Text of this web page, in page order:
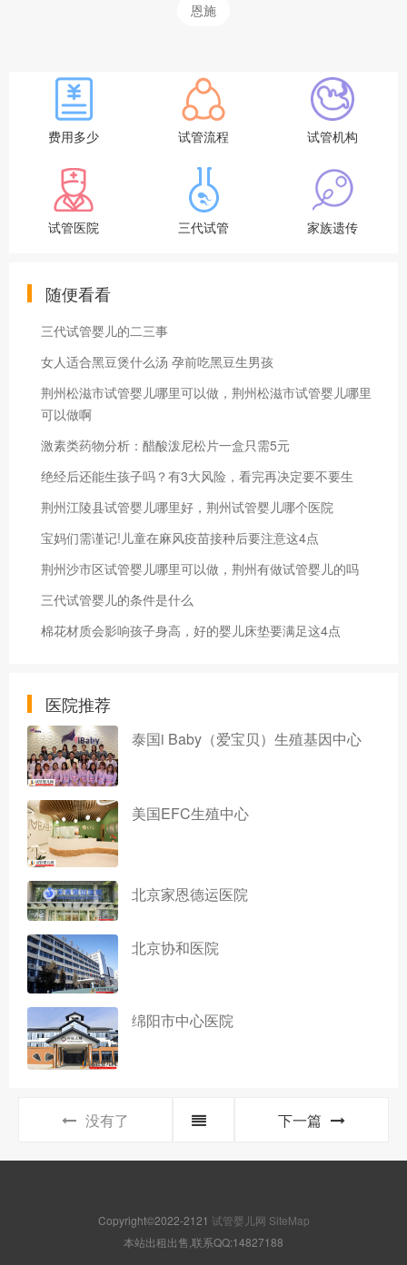
恩施
费用多少 试管流程 试管机构
试管医院 三代试管 家族遗传
随便看看
三代试管婴儿的二三事
女人适合黑豆煲什么汤 孕前吃黑豆生男孩
荆州松滋市试管婴儿哪里可以做，荆州松滋市试管婴儿哪里
可以做啊
激素类药物分析：醋酸泼尼松片一盒只需5元
绝经后还能生孩子吗？有3大风险，看完再决定要不要生
荆州江陵县试管婴儿哪里好，荆州试管婴儿哪个医院
宝妈们需谨记!儿童在麻风疫苗接种后要注意这4点
荆州沙市区试管婴儿哪里可以做，荆州有做试管婴儿的吗
三代试管婴儿的条件是什么
棉花材质会影响孩子身高，好的婴儿床垫要满足这4点
医院推荐
泰国i Baby（爱宝贝）生殖基因中心
美国EFC生殖中心
北京家恩德运医院
北京协和医院
绵阳市中心医院
没有了 下一篇
Copyright©2022-2121 试管婴儿网 SiteMap
本站出租出售,联系QQ:14827188